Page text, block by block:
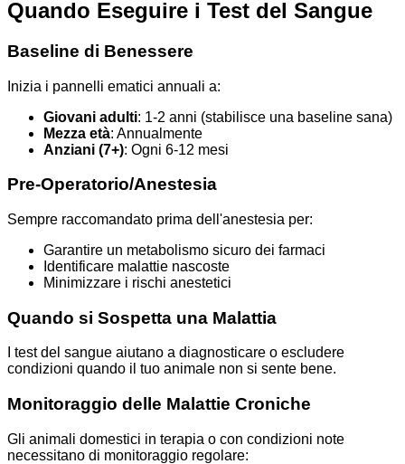
Quando Eseguire i Test del Sangue
Baseline di Benessere
Inizia i pannelli ematici annuali a:
Giovani adulti: 1-2 anni (stabilisce una baseline sana)
Mezza età: Annualmente
Anziani (7+): Ogni 6-12 mesi
Pre-Operatorio/Anestesia
Sempre raccomandato prima dell'anestesia per:
Garantire un metabolismo sicuro dei farmaci
Identificare malattie nascoste
Minimizzare i rischi anestetici
Quando si Sospetta una Malattia
I test del sangue aiutano a diagnosticare o escludere
condizioni quando il tuo animale non si sente bene.
Monitoraggio delle Malattie Croniche
Gli animali domestici in terapia o con condizioni note
necessitano di monitoraggio regolare: